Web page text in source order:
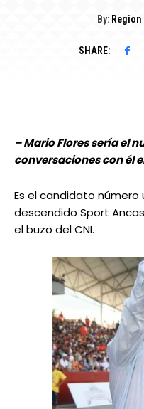
By: Region
SHARE:
– Mario Flores sería el
conversaciones con él
Es el candidato número
descendido Sport
el buzo del CNI.